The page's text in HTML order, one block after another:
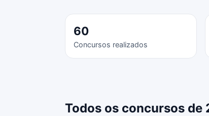
60
Concursos realizados
Todos os concursos de